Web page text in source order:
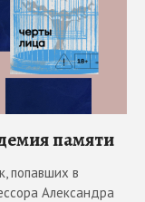
памяти
попавших в
Александра